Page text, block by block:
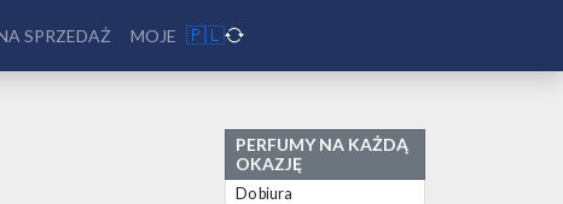
SPRZEDAŻ MOJE 🇵🇱
PERFUMY NA KAŻDĄ
OKAZJĘ
Do biura